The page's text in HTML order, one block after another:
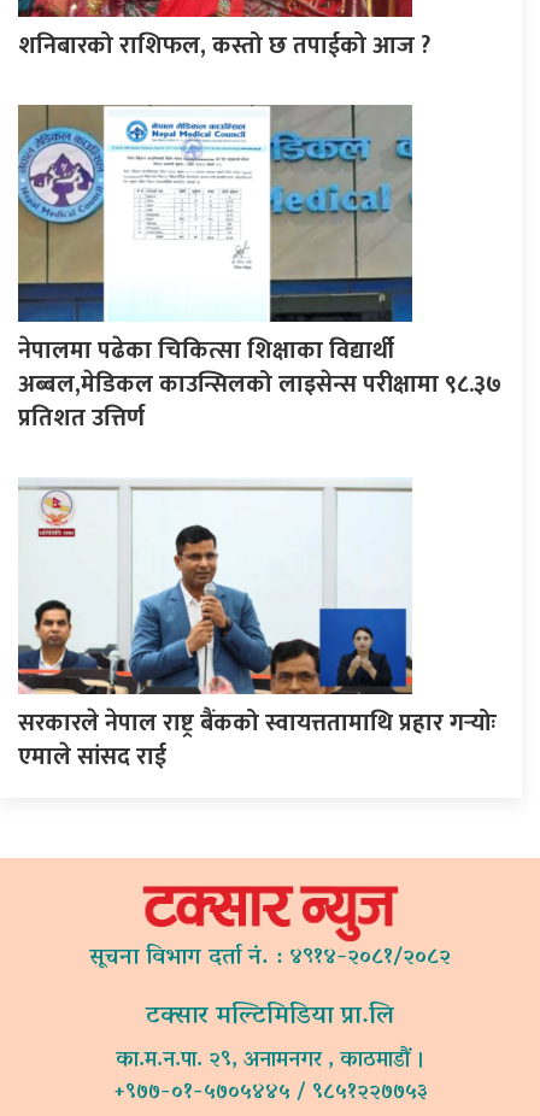
शनिबारको राशिफल, कस्तो छ तपाईको आज ?
नेपालमा पढेका चिकित्सा शिक्षाका विद्यार्थी
अब्बल,मेडिकल काउन्सिलको लाइसेन्स परीक्षामा ९८.३७
प्रतिशत उत्तिर्ण
सरकारले नेपाल राष्ट्र बैंकको स्वायत्ततामाथि प्रहार गर्‍योः
एमाले सांसद राई
सूचना विभाग दर्ता नं. : ४९१४-२०८१/२०८२
टक्सार मल्टिमिडिया प्रा.लि
का.म.न.पा. २९, अनामनगर , काठमाडौं ।
+९७७-०१-५७०५४४५ / ९८५१२२७७५३